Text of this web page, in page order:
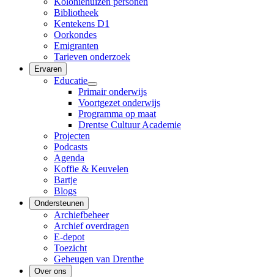
Bibliotheek
Kentekens D1
Oorkondes
Emigranten
Tarieven onderzoek
Ervaren
Educatie
Primair onderwijs
Voortgezet onderwijs
Programma op maat
Drentse Cultuur Academie
Projecten
Podcasts
Agenda
Koffie & Keuvelen
Bartje
Blogs
Ondersteunen
Archiefbeheer
Archief overdragen
E-depot
Toezicht
Geheugen van Drenthe
Over ons